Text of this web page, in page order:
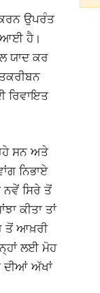
ਉਪਰੰਤ
ਆਈ ਹੈ।
ਯਾਦ ਕਰ
ਰਿਵਾਇਤ
ਸਨ ਅਤੇ
ਨਿਭਾਏ
ਸਿਰੇ ਤੋਂ
ਕੀਤਾ ਤਾਂ
ਤੋਂ ਆਖ਼ਰੀ
ਲਈ ਮੋਹ
ਦੀਆਂ ਅੱਖਾਂ